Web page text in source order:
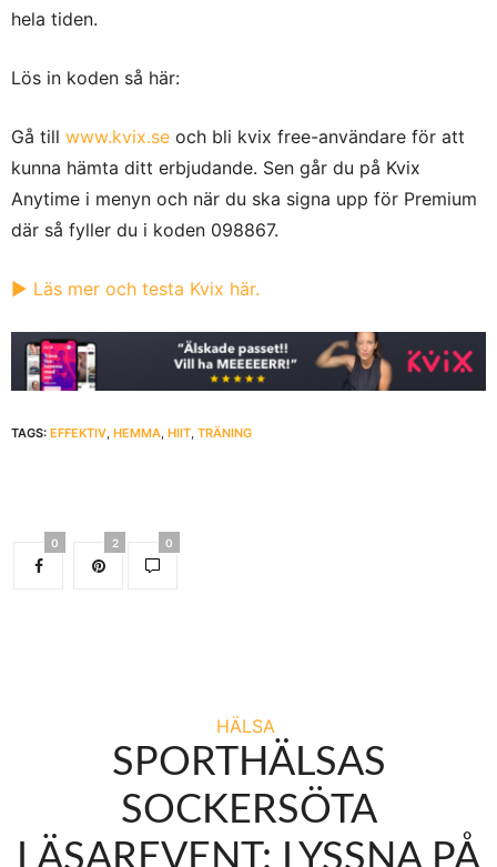
hela tiden.
Lös in koden så här:
Gå till www.kvix.se och bli kvix free-användare för att
kunna hämta ditt erbjudande. Sen går du på Kvix
Anytime i menyn och när du ska signa upp för Premium
där så fyller du i koden 098867.
▶︎ Läs mer och testa Kvix här.
TAGS: EFFEKTIV, HEMMA, HIIT, TRÄNING
0 2 0
HÄLSA
SPORTHÄLSAS
SOCKERSÖTA
LÄSAREVENT: LYSSNA PÅ